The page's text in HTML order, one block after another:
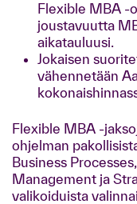
Flexible MBA -
joustavuutta
aikatauluusi.
Jokaisen
vähennetään
Flexible MBA -
ohjelman
Business
Management ja
valikoiduista